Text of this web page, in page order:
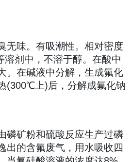
无味。有吸潮性。相对密度
溶剂中，不溶于醇。在酸中
。在碱液中分解，生成氟化
(300℃上)后，分解成氟化钠
磷矿粉和硫酸反应生产过磷
出的含氟废气，用水吸收四